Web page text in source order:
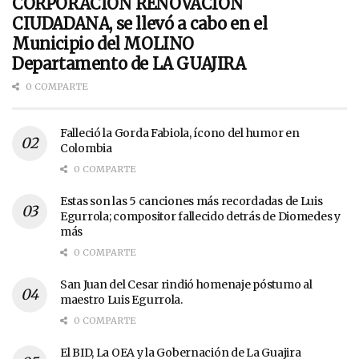
CIUDADANA, se llevó a cabo en el
Municipio del MOLINO
Departamento de LA GUAJIRA
0 COMPARTE
Falleció la Gorda Fabiola, ícono del humor en
Colombia
0 COMPARTE
Estas son las 5 canciones más recordadas de Luis
Egurrola; compositor fallecido detrás de Diomedes y
más
0 COMPARTE
San Juan del Cesar rindió homenaje póstumo al
maestro Luis Egurrola.
0 COMPARTE
El BID, La OEA y la Gobernación de La Guajira